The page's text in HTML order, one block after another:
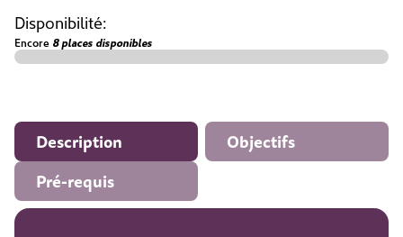
Disponibilité:
Encore 8 places disponibles
Description
Objectifs
Pré-requis